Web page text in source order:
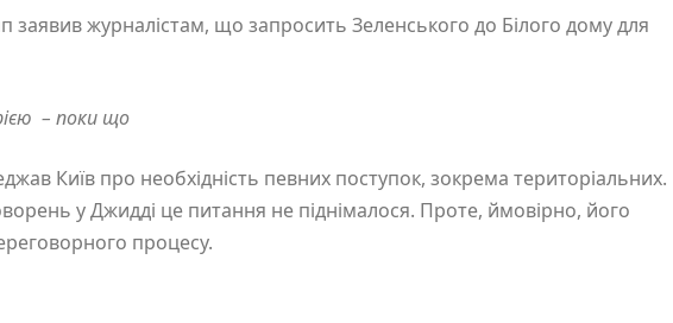
заявив журналістам, що запросить Зеленського до Білого дому для
– поки що
Київ про необхідність певних поступок, зокрема територіальних.
у Джидді це питання не піднімалося. Проте, ймовірно, його
процесу.